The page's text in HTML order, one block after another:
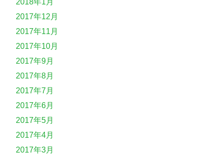
2018年1月
2017年12月
2017年11月
2017年10月
2017年9月
2017年8月
2017年7月
2017年6月
2017年5月
2017年4月
2017年3月